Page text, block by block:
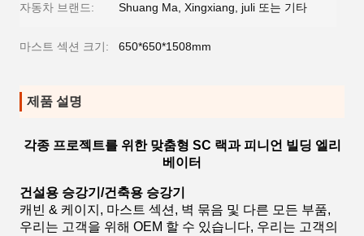
자동차 브랜드: Shuang Ma, Xingxiang, juli 또는 기타
마스트 섹션 크기: 650*650*1508mm
제품 설명
각종 프로젝트를 위한 맞춤형 SC 랙과 피니언 빌딩 엘리
베이터
건설용 승강기/건축용 승강기
캐빈 & 케이지, 마스트 섹션, 벽 묶음 및 다른 모든 부품,
우리는 고객을 위해 OEM 할 수 있습니다, 우리는 고객의